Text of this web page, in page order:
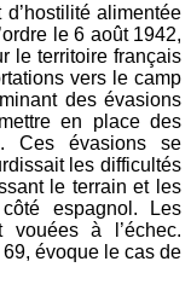
alimentée
le 6 août 1942,
le territoire français
vers le camp
des évasions
en place des
Ces évasions se
les difficultés
le terrain et les
espagnol. Les
vouées à l’échec.
évoque le cas de